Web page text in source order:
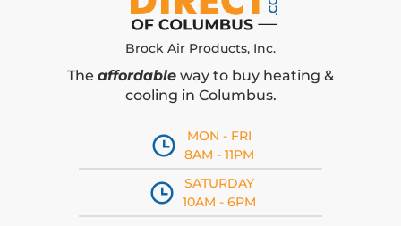
Brock Air Products, Inc.
The affordable way to buy heating &
cooling in Columbus.
MON - FRI
8AM - 11PM
SATURDAY
10AM - 6PM